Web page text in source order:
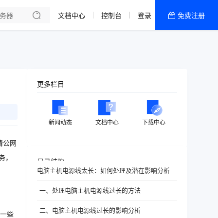
文档中心 控制台 登录 免费注册
公网
些
更多栏目
新闻动态 文档中心 下载中心
目录结构
电脑主机电源线太长：如何处理及潜在影响分析
一、处理电脑主机电源线过长的方法
二、电脑主机电源线过长的影响分析